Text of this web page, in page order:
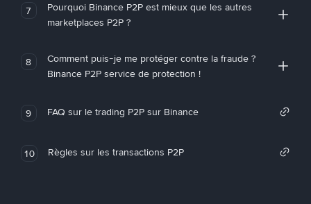
7
Pourquoi Binance P2P est mieux que les autres
marketplaces P2P ?
8
Comment puis-je me protéger contre la fraude ?
Binance P2P service de protection !
9 FAQ sur le trading P2P sur Binance
10 Règles sur les transactions P2P